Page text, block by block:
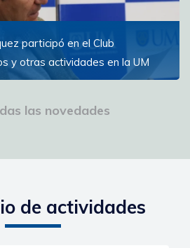
participó en el Club
y otras actividades en la UM
inauguración del Campus de la
las novedades
de actividades